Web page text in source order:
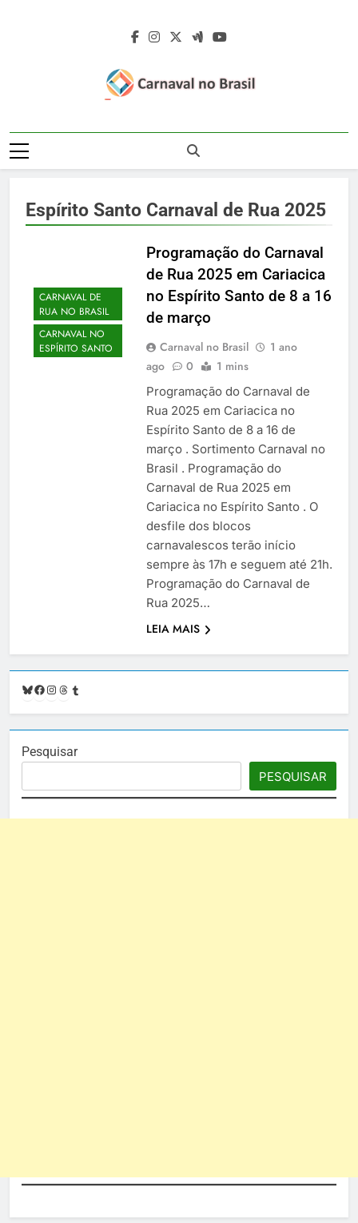
Carnaval No
Brasil 2027 –
2027 – Desfile
Das Escolas De
Samba
Rua 2027 – Desfile Das Escolas De
Samba – Fotos Carnaval 2026 – Blocos
Rainhas De Bateria – Famosos No
Carnaval
Espírito Santo Carnaval de Rua 2025
CARNAVAL DE
RUA NO BRASIL
CARNAVAL NO
ESPÍRITO SANTO
Programação do Carnaval
de Rua 2025 em Cariacica
no Espírito Santo de 8 a 16
de março
Carnaval no Brasil
1 ano
ago
0 1 mins
Programação do Carnaval de
Rua 2025 em Cariacica no
Espírito Santo de 8 a 16 de
março . Sortimento Carnaval no
Brasil . Programação do
Carnaval de Rua 2025 em
Cariacica no Espírito Santo . O
desfile dos blocos
carnavalescos terão início
sempre às 17h e seguem até 21h.
Programação do Carnaval de
Rua 2025…
LEIA MAIS
Bluesky
Facebook
Instagram
Threads
Pesquisar
PESQUISAR